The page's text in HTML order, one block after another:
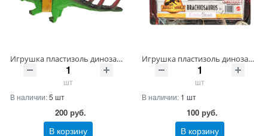
Игрушка пластизоль динозавр 1 шт. хенгтег ИГРАЕМ ВМЕСТЕ Артикул ZY1345250-R ШтрихКод 4650250535324
шт
В наличии:5 шт
200 руб.
В корзину
Игрушка пластизоль динозавр на блистере Артикул ZY1211092-3-B-PUR ШтрихКод 4660254459588
шт
В наличии: 1 шт
100 руб.
В корзину